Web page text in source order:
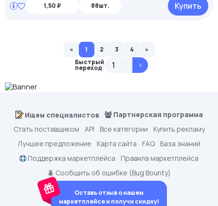
1,50 ₽ 88шт. Купить
« 1 2 3 4
»
Быстрый
переход >
Ищем специалистов
Партнерская программа
Стать поставщиком
API Все категории
Купить рекламу
Лучшее предложение
Карта сайта FAQ
База знаний
Поддержка маркетплейса
Правила маркетплейса
🪲 Сообщить об ошибке (Bug Bounty)
Оставь отзыв о нашем
маркетплейсе и получи скидку!